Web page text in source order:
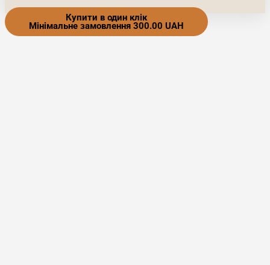
Купити в один клік
Мінімальне замовлення 300.00 UAH